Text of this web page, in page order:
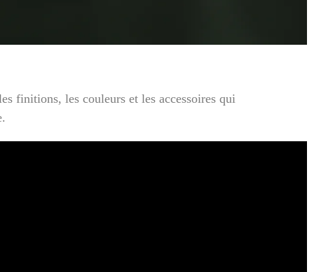
finitions, les couleurs et les accessoires qui